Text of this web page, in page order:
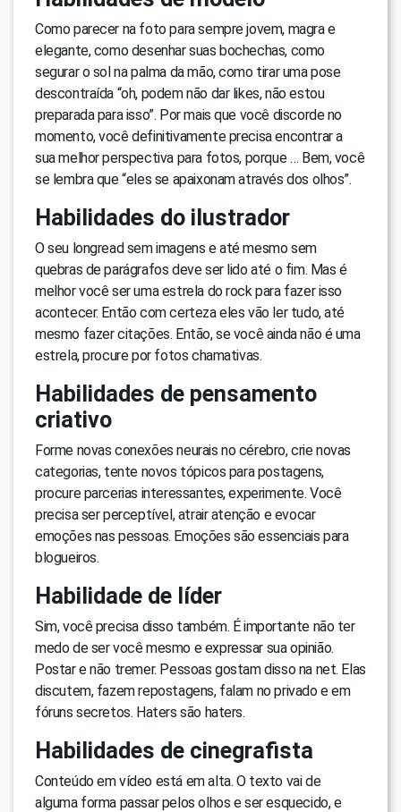
Como parecer na foto para sempre jovem, magra e
elegante, como desenhar suas bochechas, como
segurar o sol na palma da mão, como tirar uma pose
descontraída “oh, podem não dar likes, não estou
preparada para isso”. Por mais que você discorde no
momento, você definitivamente precisa encontrar a
sua melhor perspectiva para fotos, porque … Bem, você
se lembra que “eles se apaixonam através dos olhos”.
Habilidades do ilustrador
O seu longread sem imagens e até mesmo sem
quebras de parágrafos deve ser lido até o fim. Mas é
melhor você ser uma estrela do rock para fazer isso
acontecer. Então com certeza eles vão ler tudo, até
mesmo fazer citações. Então, se você ainda não é uma
estrela, procure por fotos chamativas.
Habilidades de pensamento
criativo
Forme novas conexões neurais no cérebro, crie novas
categorias, tente novos tópicos para postagens,
procure parcerias interessantes, experimente. Você
precisa ser perceptível, atrair atenção e evocar
emoções nas pessoas. Emoções são essenciais para
blogueiros.
Habilidade de líder
Sim, você precisa disso também. É importante não ter
medo de ser você mesmo e expressar sua opinião.
Postar e não tremer. Pessoas gostam disso na net. Elas
discutem, fazem repostagens, falam no privado e em
fóruns secretos. Haters são haters.
Habilidades de cinegrafista
Conteúdo em vídeo está em alta. O texto vai de
alguma forma passar pelos olhos e ser esquecido, e